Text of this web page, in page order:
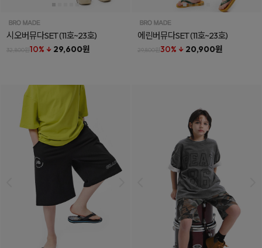
시오버뮤다SET(11호~23호)
32,800원10% ↓ 29,600원
에린버뮤다SET(11호~23호)
29,800원30% ↓ 20,900원